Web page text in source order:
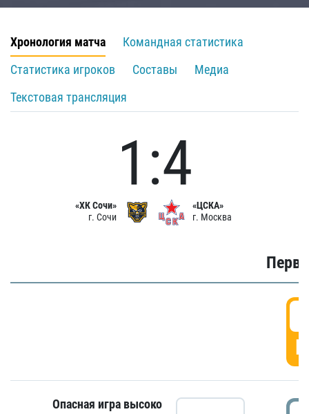
Хронология матча
Командная статистика
Статистика игроков
Составы
Медиа
Текстовая трансляция
«ХК Сочи»
г. Сочи
1:4
«ЦСКА»
г. Москва
Опасная игра высоко